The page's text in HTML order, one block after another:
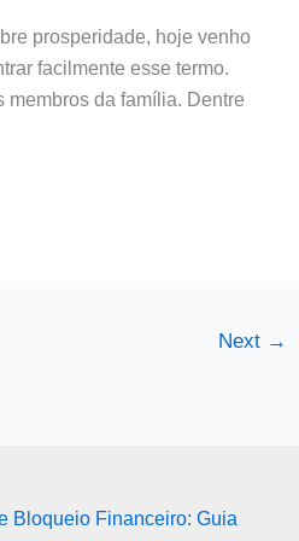
prosperidade, hoje venho
facilmente esse termo.
membros da família. Dentre
Next →
Bloqueio Financeiro: Guia